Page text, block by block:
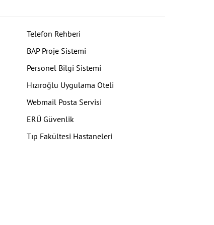
Telefon Rehberi
BAP Proje Sistemi
Personel Bilgi Sistemi
Hızıroğlu Uygulama Oteli
Webmail Posta Servisi
ERÜ Güvenlik
Tıp Fakültesi Hastaneleri